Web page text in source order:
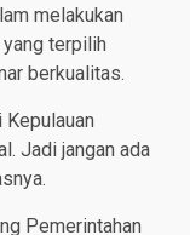
melakukan
terpilih
berkualitas.
Kepulauan
Jadi jangan ada
Pemerintahan